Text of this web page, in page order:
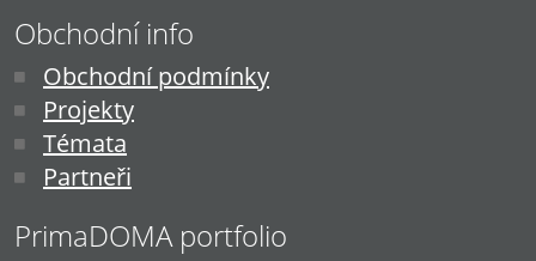
Obchodní info
Obchodní podmínky
Projekty
Témata
Partneři
PrimaDOMA portfolio